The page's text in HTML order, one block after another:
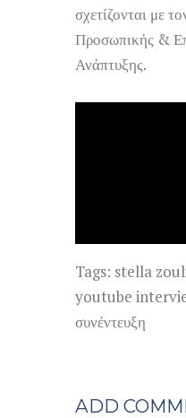
σχετίζονται με
Προσωπικής &
Ανάπτυξης.
Tags: stella
youtube
συνέντευξη
ADD